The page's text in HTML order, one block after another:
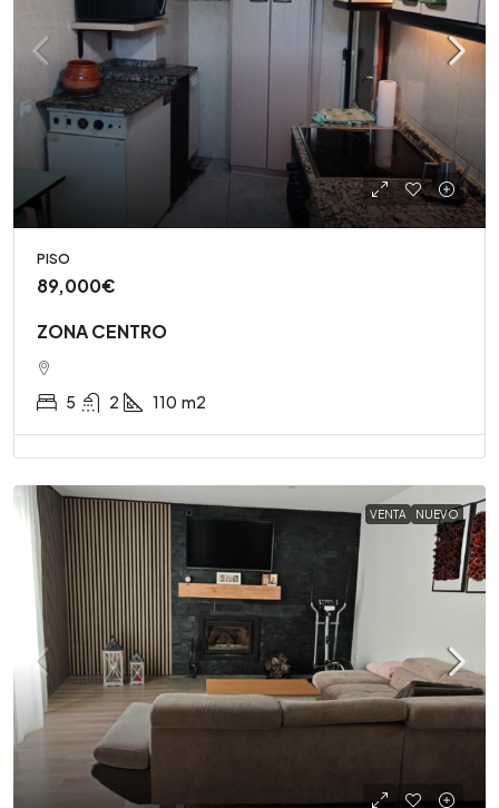
PISO
89,000€
ZONA CENTRO
5 2 110 m2
VENTA NUEVO